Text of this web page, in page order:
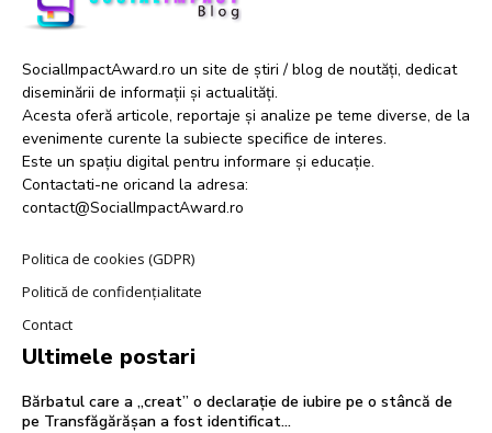
SocialImpactAward.ro un site de știri / blog de noutăți, dedicat
diseminării de informații și actualități.
Acesta oferă articole, reportaje și analize pe teme diverse, de la
evenimente curente la subiecte specifice de interes.
Este un spațiu digital pentru informare și educație.
Contactati-ne oricand la adresa:
contact@SocialImpactAward.ro
Politica de cookies (GDPR)
Politică de confidențialitate
Contact
Ultimele postari
Bărbatul care a „creat” o declarație de iubire pe o stâncă de
pe Transfăgărășan a fost identificat…